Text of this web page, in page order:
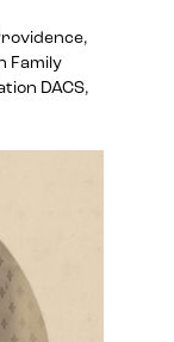
Family
DACS,